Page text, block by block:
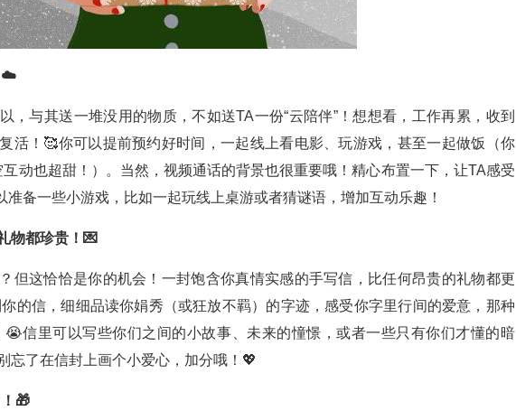
☁️
，与其送一堆没用的物质，不如送TA一份“云陪伴”！想想看，工作再累，收到
活！🥰你可以提前预约好时间，一起线上看电影、玩游戏，甚至一起做饭（你
动也超甜！）。当然，视频通话的背景也很重要哦！精心布置一下，让TA感受
准备一些小游戏，比如一起玩线上桌游或者猜谜语，增加互动乐趣！
物都珍贵！💌
但这恰恰是你的机会！一封饱含你真情实感的手写信，比任何昂贵的礼物都更
的信，细细品读你娟秀（或狂放不羁）的字迹，感受你字里行间的爱意，那种
信里可以写些你们之间的小故事、未来的憧憬，或者一些只有你们才懂的暗
忘了在信封上画个小爱心，加分哦！💖
🎁